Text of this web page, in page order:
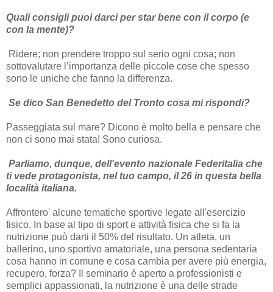
Quali consigli puoi darci per star bene con il corpo (e
con la mente)?
Ridere; non prendere troppo sul serio ogni cosa; non
sottovalutare l’importanza delle piccole cose che spesso
sono le uniche che fanno la differenza.
Se dico San Benedetto del Tronto cosa mi rispondi?
Passeggiata sul mare? Dicono è molto bella e pensare che
non ci sono mai stata! Sono curiosa.
Parliamo, dunque, dell'evento nazionale Federitalia che
ti vede protagonista, nel tuo campo, il 26 in questa bella
località italiana.
Affrontero' alcune tematiche sportive legate all'esercizio
fisico. In base al tipo di sport e attività fisica che si fa la
nutrizione può darti il 50% del risultato. Un atleta, un
ballerino, uno sportivo amatoriale, una persona sedentaria
cosa hanno in comune e cosa cambia per avere più energia,
recupero, forza? Il seminario è aperto a professionisti e
semplici appassionati, la nutrizione è una delle strade